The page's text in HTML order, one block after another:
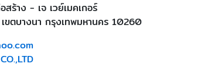
ร้าง - เจ เวย์เมคเกอร์
ตบางนา กรุงเทพมหานคร 10260